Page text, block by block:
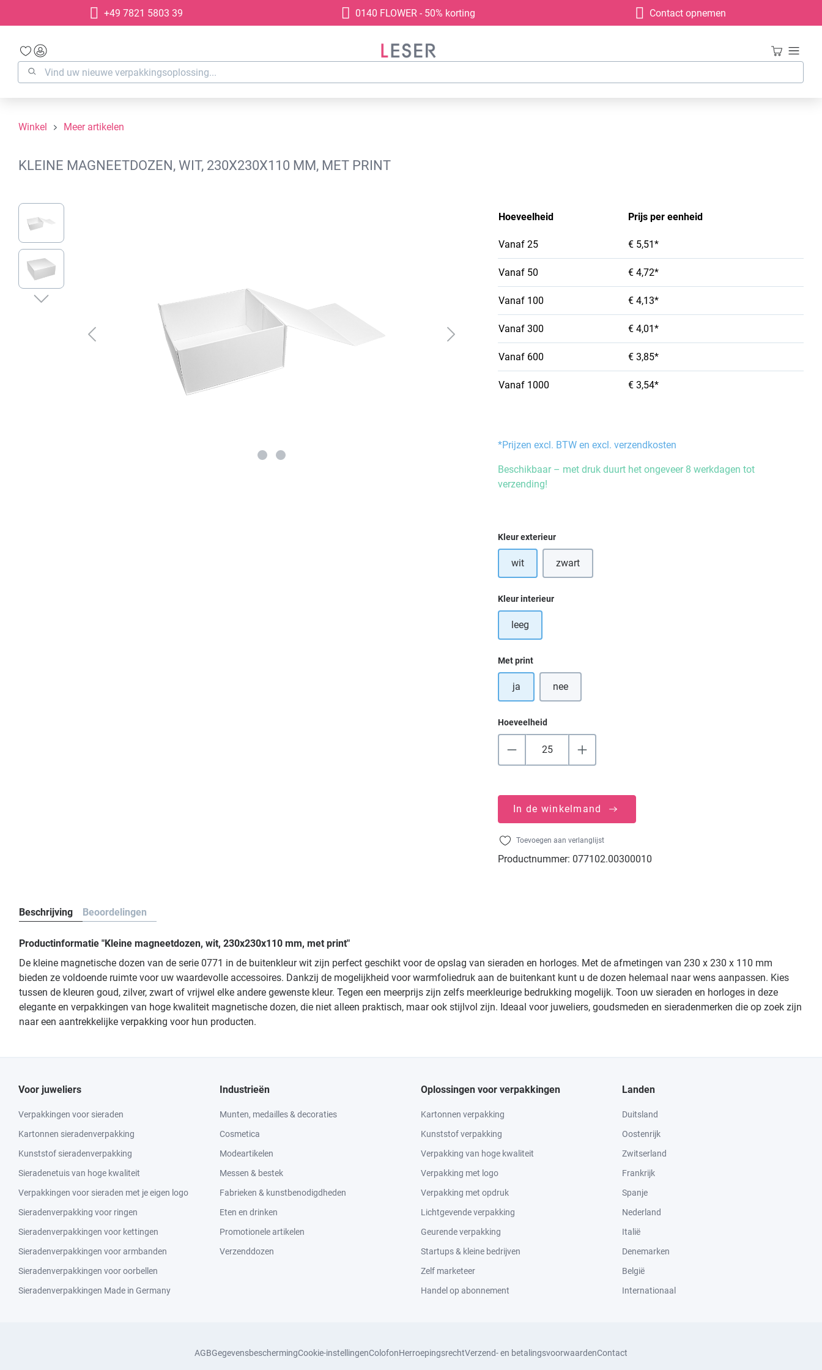
Ga naar de hoofdnavigatie
+49 7821 5803 39 0140 FLOWER - 50% korting Contact opnemen
Winkel Meer artikelen
KLEINE MAGNEETDOZEN, WIT, 230X230X110 MM, MET PRINT
Afbeeldingengalerij overslaan
Hoeveelheid Prijs per eenheid
Vanaf 25 € 5,51*
Vanaf 50 € 4,72*
Vanaf 100 € 4,13*
Vanaf 300 € 4,01*
Vanaf 600 € 3,85*
Vanaf 1000 € 3,54*
*Prijzen excl. BTW en excl. verzendkosten
Beschikbaar – met druk duurt het ongeveer 8 werkdagen tot
verzending!
Selecteer
Kleur exterieur
wit zwart
Selecteer
Kleur interieur
leeg
Selecteer
Met print
ja nee
Hoeveelheid
In de winkelmand
Toevoegen aan verlanglijst
Productnummer: 077102.00300010
Beschrijving Beoordelingen
Productinformatie "Kleine magneetdozen, wit, 230x230x110 mm, met print"
De kleine magnetische dozen van de serie 0771 in de buitenkleur wit zijn perfect geschikt voor de opslag van sieraden en horloges. Met de afmetingen van 230 x 230 x 110 mm
bieden ze voldoende ruimte voor uw waardevolle accessoires. Dankzij de mogelijkheid voor warmfoliedruk aan de buitenkant kunt u de dozen helemaal naar wens aanpassen. Kies
tussen de kleuren goud, zilver, zwart of vrijwel elke andere gewenste kleur. Tegen een meerprijs zijn zelfs meerkleurige bedrukking mogelijk. Toon uw sieraden en horloges in deze
elegante en verpakkingen van hoge kwaliteit magnetische dozen, die niet alleen praktisch, maar ook stijlvol zijn. Ideaal voor juweliers, goudsmeden en sieradenmerken die op zoek zijn
naar een aantrekkelijke verpakking voor hun producten.
Voor juweliers
Verpakkingen voor sieraden
Kartonnen sieradenverpakking
Kunststof sieradenverpakking
Sieradenetuis van hoge kwaliteit
Verpakkingen voor sieraden met je eigen logo
Sieradenverpakking voor ringen
Sieradenverpakkingen voor kettingen
Sieradenverpakkingen voor armbanden
Sieradenverpakkingen voor oorbellen
Sieradenverpakkingen Made in Germany
Industrieën
Munten, medailles & decoraties
Cosmetica
Modeartikelen
Messen & bestek
Fabrieken & kunstbenodigdheden
Eten en drinken
Promotionele artikelen
Verzenddozen
Oplossingen voor verpakkingen
Kartonnen verpakking
Kunststof verpakking
Verpakking van hoge kwaliteit
Verpakking met logo
Verpakking met opdruk
Lichtgevende verpakking
Geurende verpakking
Startups & kleine bedrijven
Zelf marketeer
Handel op abonnement
Landen
Duitsland
Oostenrijk
Zwitserland
Frankrijk
Spanje
Nederland
Italië
Denemarken
België
Internationaal
AGBGegevensbeschermingCookie-instellingenColofonHerroepingsrechtVerzend- en betalingsvoorwaardenContact